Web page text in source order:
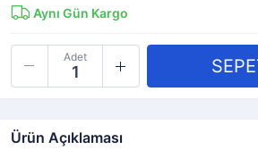
Aynı Gün Kargo
Adet
Ürün Açıklaması